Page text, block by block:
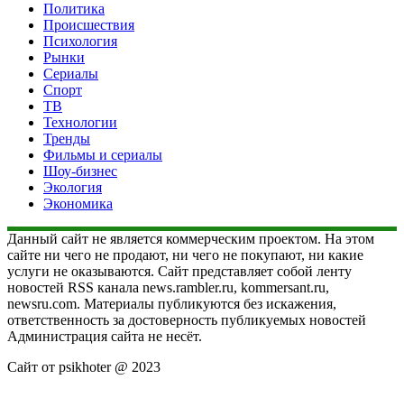
Политика
Происшествия
Психология
Рынки
Сериалы
Спорт
ТВ
Технологии
Тренды
Фильмы и сериалы
Шоу-бизнес
Экология
Экономика
Данный сайт не является коммерческим проектом. На этом
сайте ни чего не продают, ни чего не покупают, ни какие
услуги не оказываются. Сайт представляет собой ленту
новостей RSS канала news.rambler.ru, kommersant.ru,
newsru.com. Материалы публикуются без искажения,
ответственность за достоверность публикуемых новостей
Администрация сайта не несёт.
Сайт от psikhoter @ 2023